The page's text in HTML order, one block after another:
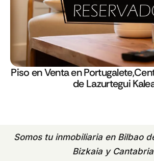
Piso en Venta en
de Lazurtegui
Somos tu inmobiliaria en Bilbao
Bizkaia y